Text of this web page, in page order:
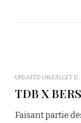
UPDATED ONJUILLET
TDB X
Faisant partie